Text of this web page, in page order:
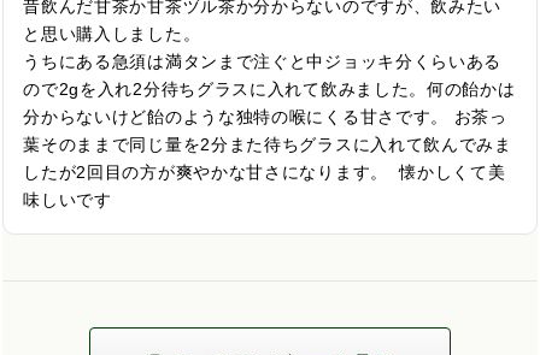
昔飲んだ甘茶か甘茶ヅル茶か分からないのですが、飲みたい
と思い購入しました。
うちにある急須は満タンまで注ぐと中ジョッキ分くらいある
ので2gを入れ2分待ちグラスに入れて飲みました。何の飴かは
分からないけど飴のような独特の喉にくる甘さです。 お茶っ
葉そのままで同じ量を2分また待ちグラスに入れて飲んでみま
したが2回目の方が爽やかな甘さになります。  懐かしくて美
味しいです